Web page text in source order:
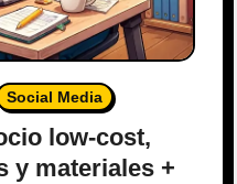
Social Media
low-cost,
y materiales +